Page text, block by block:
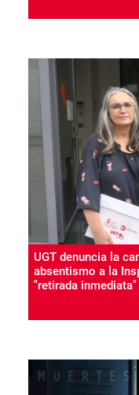
UGT denuncia la
absentismo a la
"retirada inmediata"